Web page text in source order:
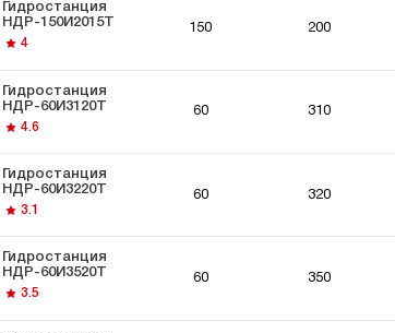
для
для
Гидростанция
НДР-150И2015Т
4
150 200
Гидростанция
НДР-60И3120Т
4.6
60 310
Гидростанция
НДР-60И3220Т
3.1
60 320
Гидростанция
НДР-60И3520Т
3.5
60 350